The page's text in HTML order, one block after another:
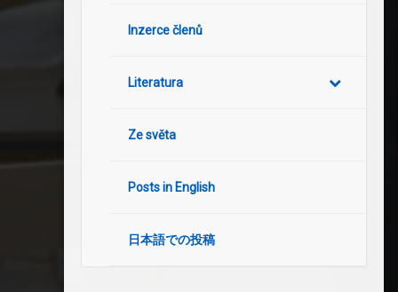
Inzerce členů
Literatura
Ze světa
Posts in English
日本語での投稿